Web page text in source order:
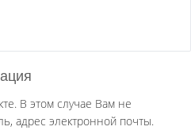
В этом случае Вам не
адрес электронной почты.